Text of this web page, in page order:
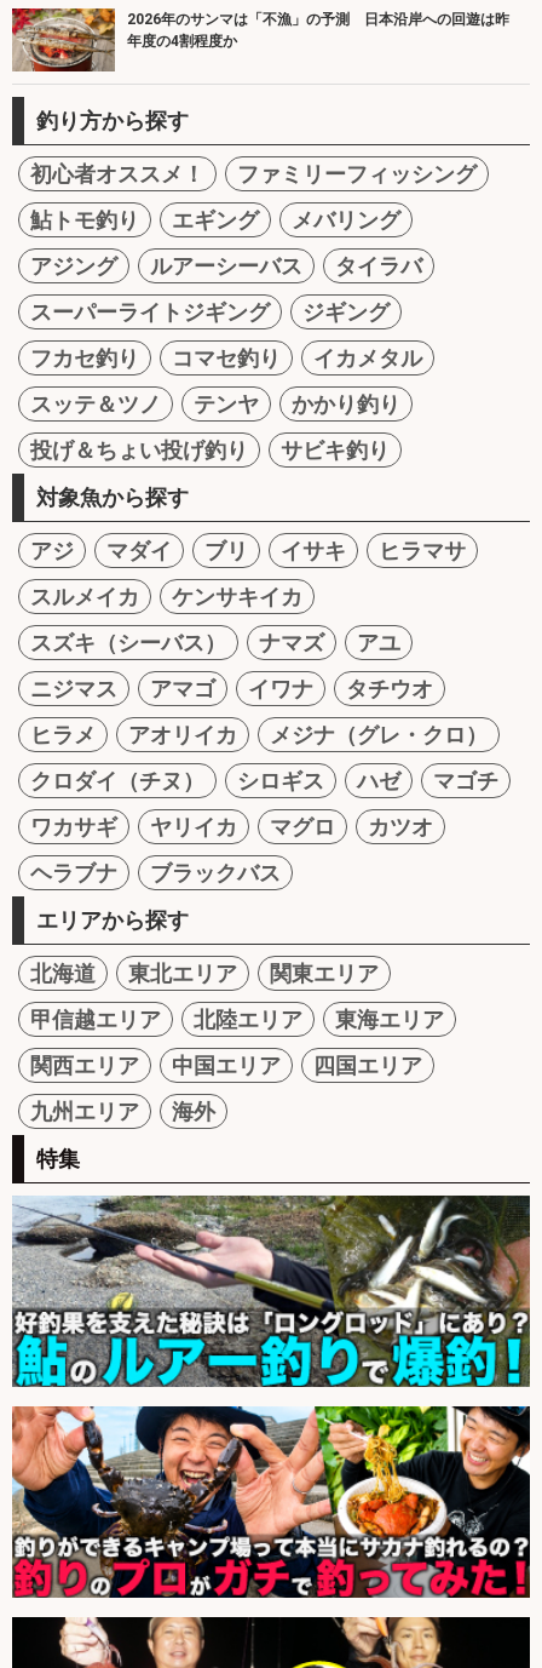
2026年のサンマは「不漁」の予測 日本沿岸への回遊は昨
年度の4割程度か
釣り方から探す
初心者オススメ！
ファミリーフィッシング
鮎トモ釣り
エギング
メバリング
アジング
ルアーシーバス
タイラバ
スーパーライトジギング
ジギング
フカセ釣り
コマセ釣り
イカメタル
スッテ＆ツノ
テンヤ
かかり釣り
投げ＆ちょい投げ釣り
サビキ釣り
対象魚から探す
アジ マダイ ブリ イサキ
ヒラマサ
スルメイカ
ケンサキイカ
スズキ（シーバス）
ナマズ
アユ
ニジマス
アマゴ イワナ
タチウオ
ヒラメ
アオリイカ
メジナ（グレ・クロ）
クロダイ（チヌ）
シロギス ハゼ
マゴチ
ワカサギ
ヤリイカ マグロ
カツオ
ヘラブナ
ブラックバス
エリアから探す
北海道 東北エリア
関東エリア
甲信越エリア
北陸エリア
東海エリア
関西エリア
中国エリア
四国エリア
九州エリア
海外
特集